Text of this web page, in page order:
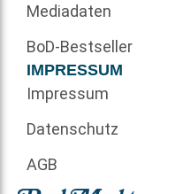
Mediadaten
BoD-Bestseller
IMPRESSUM
Impressum
Datenschutz
AGB